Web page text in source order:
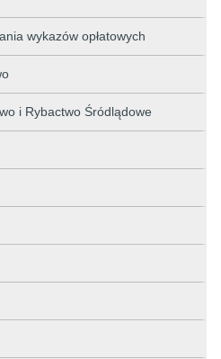
wykazów opłatowych
i Rybactwo Śródlądowe